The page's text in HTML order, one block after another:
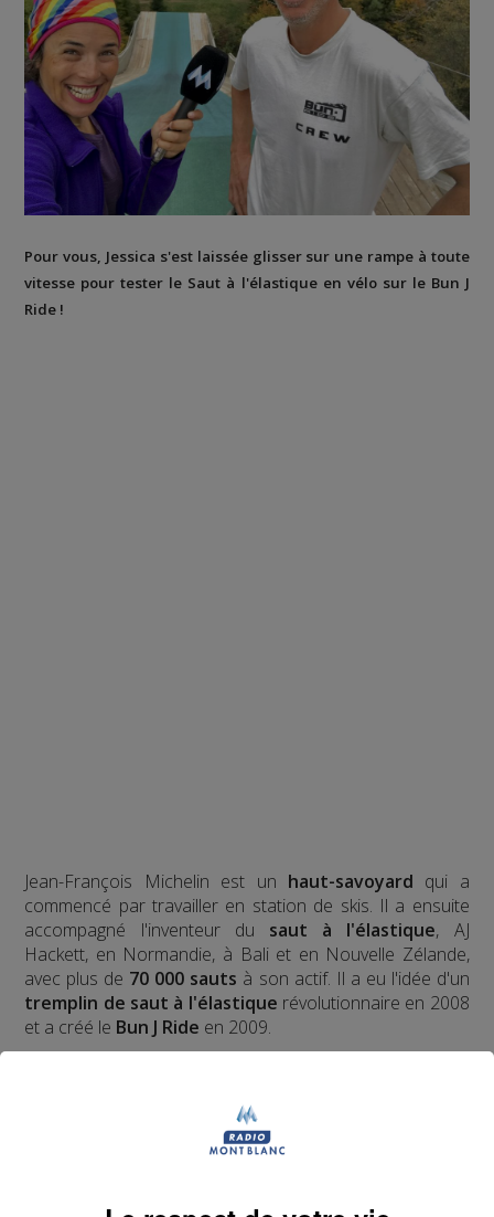
Pour vous, Jessica s'est laissée glisser sur une rampe à toute
vitesse pour tester le Saut à l'élastique en vélo sur le Bun J
Ride !
Jean-François Michelin est un haut-savoyard qui a
commencé par travailler en station de skis. Il a ensuite
accompagné l'inventeur du saut à l'élastique, AJ
Hackett, en Normandie, à Bali et en Nouvelle Zélande,
avec plus de 70 000 sauts à son actif. Il a eu l'idée d'un
tremplin de saut à l'élastique révolutionnaire en 2008
et a créé le Bun J Ride en 2009.
est inspiré de la prononciation
saut à l'élastique
auquel s'ajoute le "ride" du mouvement et de la liberté,